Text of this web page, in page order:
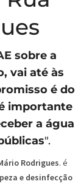
sobre a
vai até às
é do
importante
a água
".
Rodrigues. é
e desinfecção